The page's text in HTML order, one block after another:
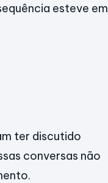
esteve em
ter discutido
conversas não